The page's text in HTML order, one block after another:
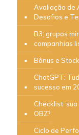
Avaliação de
Desafios e
B3: grupos
companhias
Bônus e
ChatGPT:
sucesso em
Checklist:
OBZ?
Ciclo de